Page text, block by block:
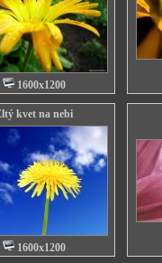
1600x1200
kvet na nebi
1600x1200